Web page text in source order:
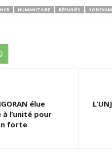
HCR HUMANITAIRE RÉFUGIÉS SODEXAM
élue
l’unité pour
forte